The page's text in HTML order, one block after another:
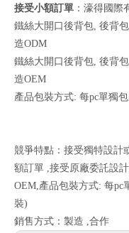
接受小額訂單 ：濠得國際
鐵絲大開口後背包, 後背
造ODM
鐵絲大開口後背包, 後背
造OEM
產品包裝方式: 每pc單獨
競爭特點：接受獨特設計
額訂單 ,接受原廠委託設
OEM,產品包裝方式: 每pc
裝)
銷售方式：製造 ,合作